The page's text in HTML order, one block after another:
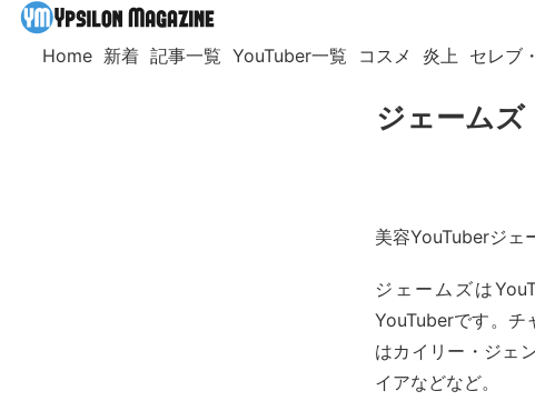
Home 新着 記事一覧 YouTuber一覧 コスメ 炎上 セレブ
ジェーム
美容YouTuberジェ
ジェームズは
YouTuberです。チ
はカイリー・ジェ
イアなどなど。